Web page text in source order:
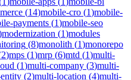
(14)mobile-cro (1)mobile-
payments (1)mobile-seo
modernization (1)modules
(8)monolith (1)monorepo
2)mps (1)mrp (6)mtd (1)multi-
(1)multi-company (3)multi-
(2)multi-location (4)multi-